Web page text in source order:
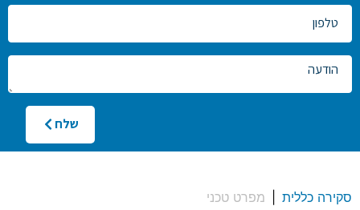
צרו
קשר
שלח
סקירה כללית מפרט טכני